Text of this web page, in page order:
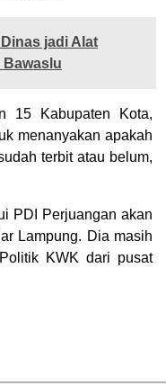
jadi Alat
Bawaslu
15 Kabupaten Kota,
menanyakan apakah
terbit atau belum,
PDI Perjuangan akan
Lampung. Dia masih
KWK dari pusat